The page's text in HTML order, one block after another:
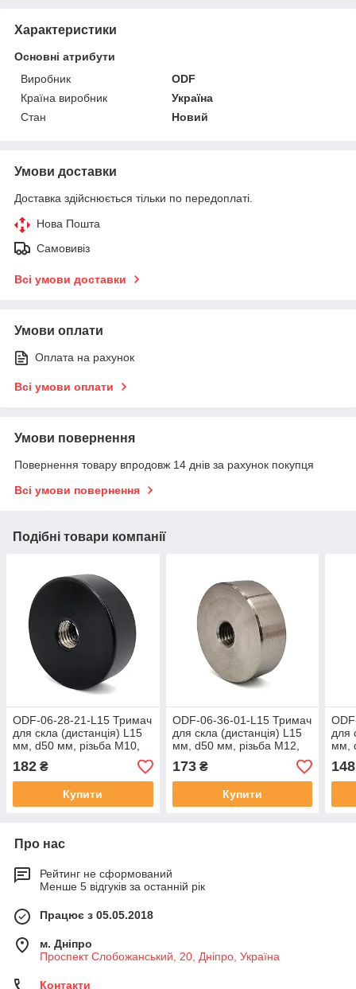
Характеристики
Основні атрибути
Виробник
ODF
Країна виробник
Україна
Стан
Новий
Умови доставки
Доставка здійснюється тільки по передоплаті.
Нова Пошта
Самовивіз
Всі умови доставки
Умови оплати
Оплата на рахунок
Всі умови оплати
Умови повернення
Повернення товару впродовж 14 днів за рахунок покупця
Всі умови повернення
Подібні товари компанії
ODF-06-28-21-L15 Тримач
для скла (дистанція) L15
мм, d50 мм, різьбa М10,
чорний
182 ₴
Купити
ODF-06-36-01-L15 Тримач
для скла (дистанція) L15
мм, d50 мм, різьбa М12,
матовий
173₴
Купити
для
мм,
148
Про нас
Рейтинг не сформований
Менше 5 відгуків за останній рік
Працює з 05.05.2018
м. Дніпро
Проспект Слобожанський, 20, Дніпро, Україна
Контакти